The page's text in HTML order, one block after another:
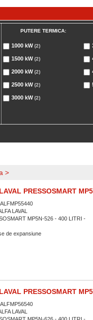
PUTERE TERMICA:
1000 kW(2)
1500 kW(2)
2000 kW(2)
2500 kW(2)
3000 kW(2)
>
PRESSOSMART
ALFMP55440
LAVAL
MP5N-526 - 400 LITRI -
de expansiune
PRESSOSMART
ALFMP56540
LAVAL